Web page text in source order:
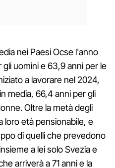
nei Paesi Ocse l'anno
uomini e 63,9 anni per le
a lavorare nel 2024,
media, 66,4 anni per gli
Oltre la metà degli
loro età pensionabile, e
di quelli che prevedono
a lei solo Svezia e
arriverà a 71 anni e la